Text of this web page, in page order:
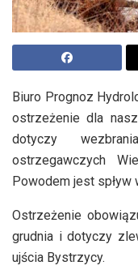
Biuro Prognoz
ostrzeżenie dla
dotyczy
ostrzegawczych
Powodem jest
Ostrzeżenie
grudnia i dotyczy
ujścia Bystrzycy.